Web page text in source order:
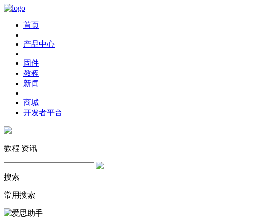
首页
产品中心
固件
教程
新闻
商城
开发者平台
教程 资讯
搜索
常用搜索